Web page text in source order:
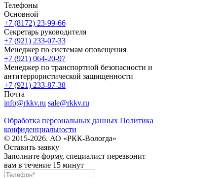
Телефоны
Основной
+7 (8172) 23-99-66
Секретарь руководителя
+7 (921) 233-07-33
Менеджер по системам оповещения
+7 (921) 064-20-97
Менеджер по транспортной безопасности и
антитеррористической защищенности
+7 (921) 233-87-38
Почта
info@rkkv.ru sale@rkkv.ru
Обработка персональных данных Политика
конфиденциальности
© 2015-2026. АО «РКК-Вологда»
Оставить заявку
Заполните форму, специалист перезвонит
вам в течение 15 минут